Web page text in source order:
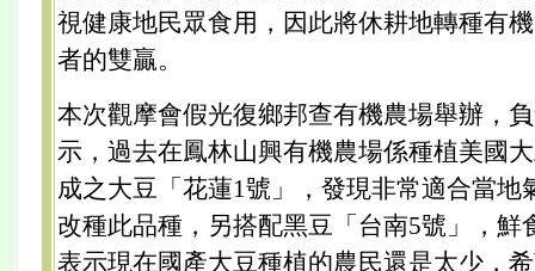
視健康地民眾食用，因此將休耕地轉種有
者的雙贏。
本次觀摩會假光復鄉邦查有機農場舉辦，
示，過去在鳳林山興有機農場係種植美國
成之大豆「花蓮1號」，發現非常適合當地
改種此品種，另搭配黑豆「台南5號」，鮮
表示現在國產大豆種植的農民還是太少，